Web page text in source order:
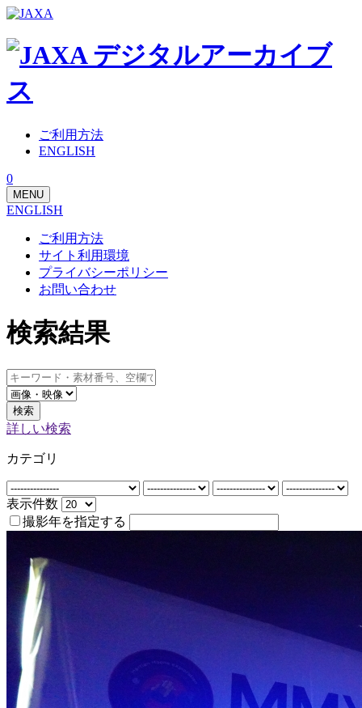
ご利用方法
ENGLISH
0
MENU
ENGLISH
ご利用方法
サイト利用環境
プライバシーポリシー
お問い合わせ
検索結果
検索
詳しい検索
カテゴリ
表示件数
撮影年を指定する